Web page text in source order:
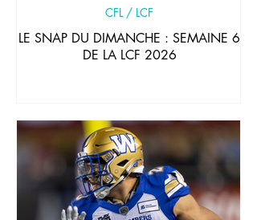
LE SNAP DU DIMANCHE : SEMAINE 6
DE LA LCF 2026
CFL / LCF